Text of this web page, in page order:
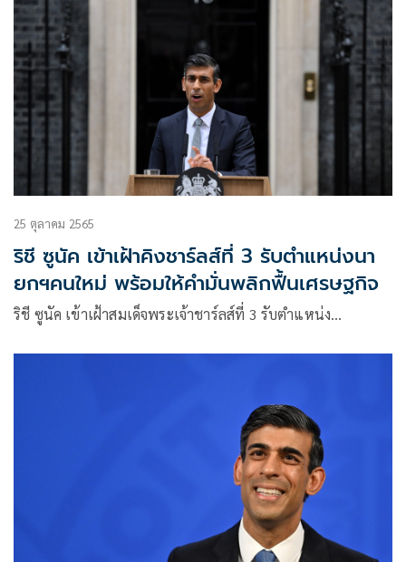
25 ตุลาคม 2565
ริชี ซูนัค เข้าเฝ้าคิงชาร์ลส์ที่ 3 รับตำแหน่งนา
ยกฯคนใหม่ พร้อมให้คำมั่นพลิกฟื้นเศรษฐกิจ
ริชี ซูนัค เข้าเฝ้าสมเด็จพระเจ้าชาร์ลส์ที่ 3 รับตำแหน่ง…